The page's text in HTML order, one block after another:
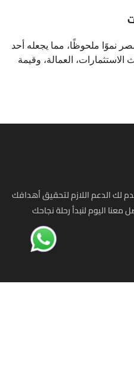
نموًا ملحوظًا، مما يجعله أحد
العمالة، وقيمة
لك الدعم اللازم لتحقيق أهدافك
معنا اليوم لنبدأ رحلة نجاحك